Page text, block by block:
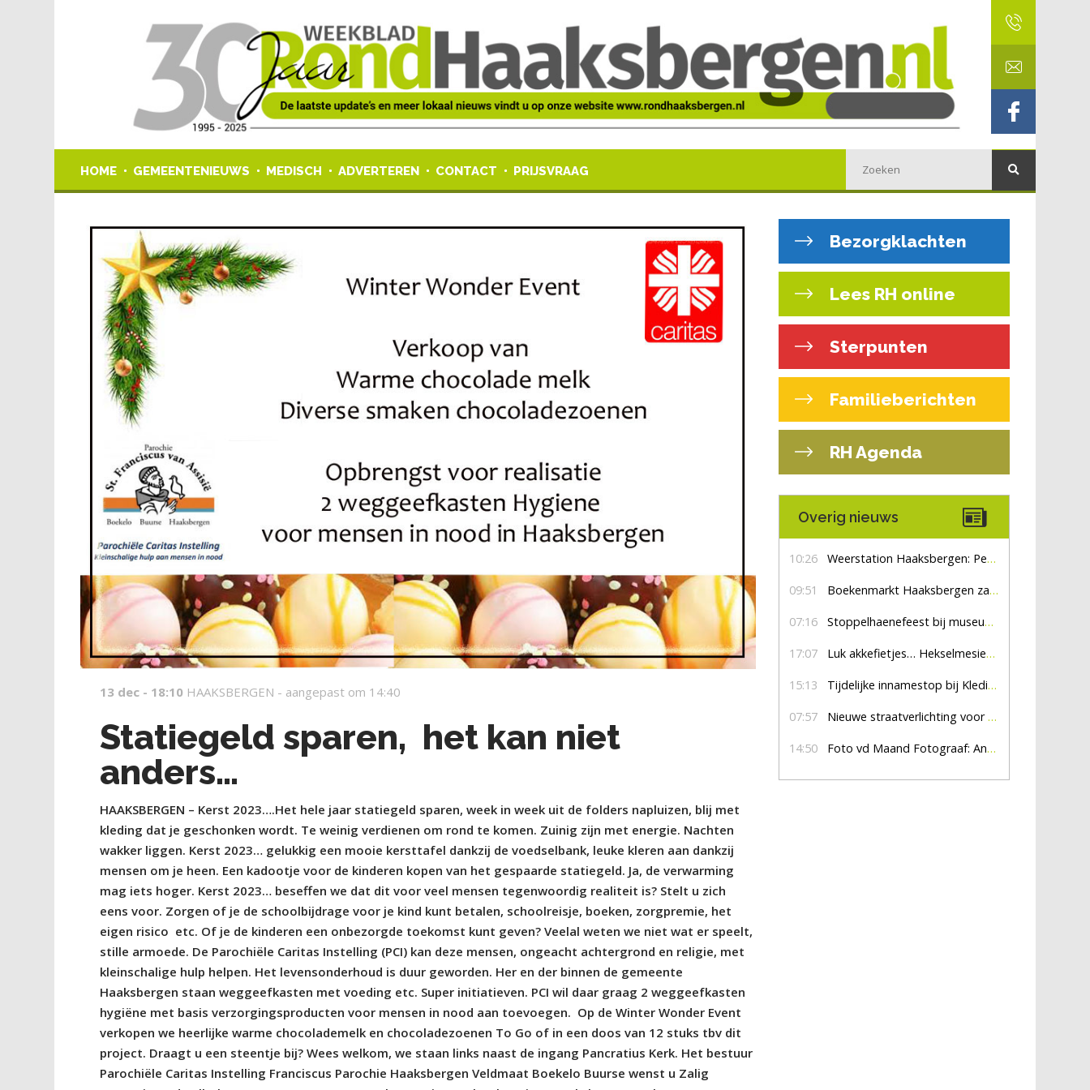
HOME GEMEENTENIEUWS MEDISCH ADVERTEREN CONTACT PRIJSVRAAG
13 dec - 18:10 HAAKSBERGEN - aangepast om 14:40
Statiegeld sparen, het kan niet
anders…
HAAKSBERGEN – Kerst 2023….Het hele jaar statiegeld sparen, week in week uit de folders napluizen, blij met
kleding dat je geschonken wordt. Te weinig verdienen om rond te komen. Zuinig zijn met energie. Nachten
wakker liggen. Kerst 2023… gelukkig een mooie kersttafel dankzij de voedselbank, leuke kleren aan dankzij
mensen om je heen. Een kadootje voor de kinderen kopen van het gespaarde statiegeld. Ja, de verwarming
mag iets hoger. Kerst 2023… beseffen we dat dit voor veel mensen tegenwoordig realiteit is? Stelt u zich
eens voor. Zorgen of je de schoolbijdrage voor je kind kunt betalen, schoolreisje, boeken, zorgpremie, het
eigen risico etc. Of je de kinderen een onbezorgde toekomst kunt geven? Veelal weten we niet wat er speelt,
stille armoede. De Parochiële Caritas Instelling (PCI) kan deze mensen, ongeacht achtergrond en religie, met
kleinschalige hulp helpen. Het levensonderhoud is duur geworden. Her en der binnen de gemeente
Haaksbergen staan weggeefkasten met voeding etc. Super initiatieven. PCI wil daar graag 2 weggeefkasten
hygiëne met basis verzorgingsproducten voor mensen in nood aan toevoegen. Op de Winter Wonder Event
verkopen we heerlijke warme chocolademelk en chocoladezoenen To Go of in een doos van 12 stuks tbv dit
project. Draagt u een steentje bij? Wees welkom, we staan links naast de ingang Pancratius Kerk. Het bestuur
Parochiële Caritas Instelling Franciscus Parochie Haaksbergen Veldmaat Boekelo Buurse wenst u Zalig
Bezorgklachten
Lees RH online
Sterpunten
Familieberichten
RH Agenda
Overig nieuws
10:26 Weerstation Haaksbergen: Perioden met zon en droog
09:51 Boekenmarkt Haaksbergen zaterdag 8 augustus, marktplein Haaksbergen
07:16 Stoppelhaenefeest bij museum De Lebbenbrugge
17:07 Luk akkefietjes… HekselmesienHarry
15:13 Tijdelijke innamestop bij Kledingbank Stefania
07:57 Nieuwe straatverlichting voor De Veldmaat en De Pas
14:50 Foto vd Maand Fotograaf: Anna Jalving